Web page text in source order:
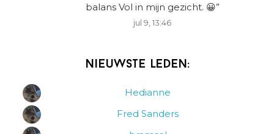
balans Vol in mijn gezicht. 😀”
jul 9, 13:46
Nieuwste leden:
Hedianne
Fred Sanders